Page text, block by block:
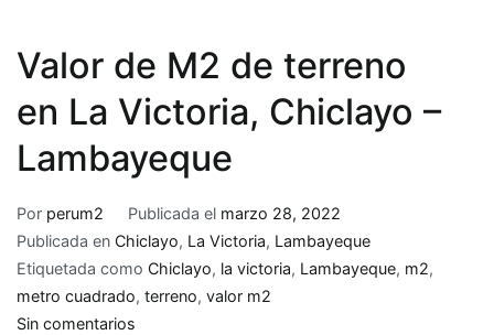
Valor de M2 de terreno
en La Victoria, Chiclayo –
Lambayeque
Por perum2 Publicada el marzo 28, 2022
Publicada en Chiclayo, La Victoria, Lambayeque
Etiquetada como Chiclayo, la victoria, Lambayeque, m2,
metro cuadrado, terreno, valor m2
Sin comentarios